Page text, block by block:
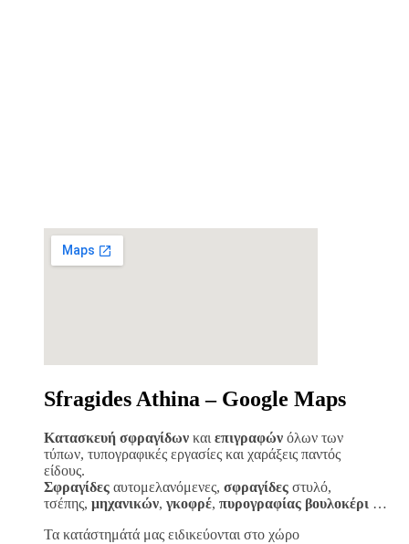
Sfragides Athina – Google Maps
Κατασκευή σφραγίδων και επιγραφών όλων των
τύπων, τυπογραφικές εργασίες και χαράξεις παντός
είδους.
Σφραγίδες αυτομελανόμενες, σφραγίδες στυλό,
τσέπης, μηχανικών, γκοφρέ, πυρογραφίας βουλοκέρι …
Τα κατάστημάτά μας ειδικεύονται στο χώρο